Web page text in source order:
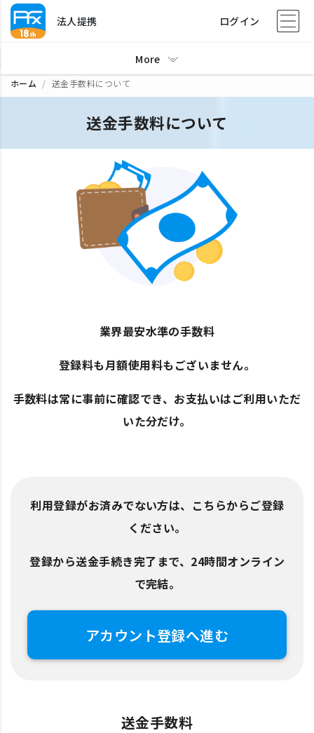
法人提携 ログイン
More
ホーム 送金手数料について
送金手数料について
業界最安水準の手数料
登録料も月額使用料もございません。
手数料は常に事前に確認でき、お支払いはご利用いただ
いた分だけ。
利用登録がお済みでない方は、こちらからご登録
ください。
登録から送金手続き完了まで、24時間オンライン
で完結。
アカウント登録へ進む
送金手数料